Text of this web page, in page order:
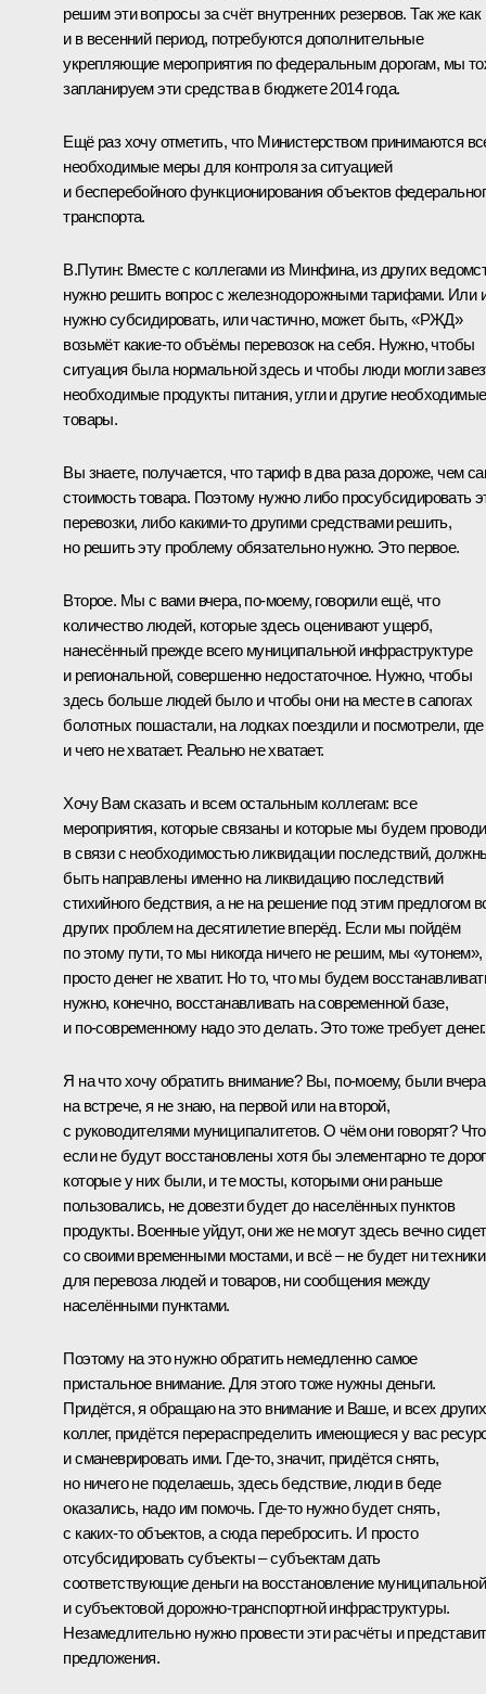
решим эти вопросы за счёт внутренних резервов. Так же как
и в весенний период, потребуются дополнительные
укрепляющие мероприятия по федеральным дорогам, мы
запланируем эти средства в бюджете 2014 года.
Ещё раз хочу отметить, что Министерством принимаются
необходимые меры для контроля за ситуацией
и бесперебойного функционирования объектов
транспорта.
В.Путин: Вместе с коллегами из Минфина, из других
нужно решить вопрос с железнодорожными тарифами. Или
нужно субсидировать, или частично, может быть, «РЖД»
возьмёт какие‑то объёмы перевозок на себя. Нужно, чтобы
ситуация была нормальной здесь и чтобы люди могли
необходимые продукты питания, угли и другие необходимые
товары.
Вы знаете, получается, что тариф в два раза дороже, чем
стоимость товара. Поэтому нужно либо просубсидировать
перевозки, либо какими‑то другими средствами решить,
но решить эту проблему обязательно нужно. Это первое.
Второе. Мы с вами вчера, по‑моему, говорили ещё, что
количество людей, которые здесь оценивают ущерб,
нанесённый прежде всего муниципальной инфраструктуре
и региональной, совершенно недостаточное. Нужно, чтобы
здесь больше людей было и чтобы они на месте в сапогах
болотных пошастали, на лодках поездили и посмотрели, где
и чего не хватает. Реально не хватает.
Хочу Вам сказать и всем остальным коллегам: все
мероприятия, которые связаны и которые мы будем
в связи с необходимостью ликвидации последствий,
быть направлены именно на ликвидацию последствий
стихийного бедствия, а не на решение под этим предлогом
других проблем на десятилетие вперёд. Если мы пойдём
по этому пути, то мы никогда ничего не решим, мы «утонем»,
просто денег не хватит. Но то, что мы будем
нужно, конечно, восстанавливать на современной базе,
и по‑современному надо это делать. Это тоже требует денег.
Я на что хочу обратить внимание? Вы, по‑моему, были вчера
на встрече, я не знаю, на первой или на второй,
с руководителями муниципалитетов. О чём они говорят?
если не будут восстановлены хотя бы элементарно те
которые у них были, и те мосты, которыми они раньше
пользовались, не довезти будет до населённых пунктов
продукты. Военные уйдут, они же не могут здесь вечно
со своими временными мостами, и всё – не будет ни техники
для перевоза людей и товаров, ни сообщения между
населёнными пунктами.
Поэтому на это нужно обратить немедленно самое
пристальное внимание. Для этого тоже нужны деньги.
Придётся, я обращаю на это внимание и Ваше, и всех других
коллег, придётся перераспределить имеющиеся у вас
и сманеврировать ими. Где‑то, значит, придётся снять,
но ничего не поделаешь, здесь бедствие, люди в беде
оказались, надо им помочь. Где‑то нужно будет снять,
с каких‑то объектов, а сюда перебросить. И просто
отсубсидировать субъекты – субъектам дать
соответствующие деньги на восстановление муниципальной
и субъектовой дорожно-транспортной инфраструктуры.
Незамедлительно нужно провести эти расчёты и
предложения.